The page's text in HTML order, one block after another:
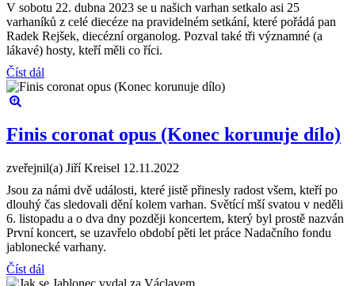
V sobotu 22. dubna 2023 se u našich varhan setkalo asi 25
varhaníků z celé diecéze na pravidelném setkání, které pořádá pan
Radek Rejšek, diecézní organolog. Pozval také tři významné (a
lákavé) hosty, kteří měli co říci.
Číst dál
Finis coronat opus (Konec korunuje dílo)
zveřejnil(a) Jiří Kreisel 12.11.2022
Jsou za námi dvě události, které jistě přinesly radost všem, kteří po
dlouhý čas sledovali dění kolem varhan. Světící mší svatou v neděli
6. listopadu a o dva dny později koncertem, který byl prostě nazván
První koncert, se uzavřelo období pěti let práce Nadačního fondu
jablonecké varhany.
Číst dál